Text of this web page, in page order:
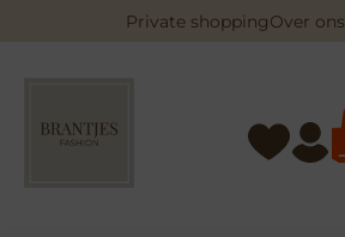
Private shoppingOver ons